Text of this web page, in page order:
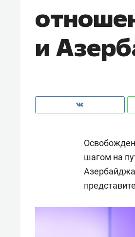
и
шагом на
чем
Как ГК «МИР ГРУПП»